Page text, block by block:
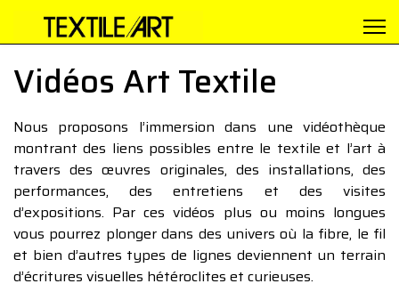
Vidéos Art Textile
Nous proposons l’immersion dans une vidéothèque
montrant des liens possibles entre le textile et l’art à
travers des œuvres originales, des installations, des
performances, des entretiens et des visites
d’expositions. Par ces vidéos plus ou moins longues
vous pourrez plonger dans des univers où la fibre, le fil
et bien d’autres types de lignes deviennent un terrain
d’écritures visuelles hétéroclites et curieuses.